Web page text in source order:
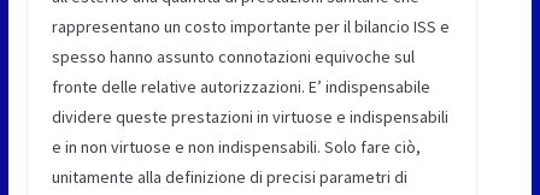
rappresentano un costo importante per il bilancio ISS e
spesso hanno assunto connotazioni equivoche sul
fronte delle relative autorizzazioni. E’ indispensabile
dividere queste prestazioni in virtuose e indispensabili
e in non virtuose e non indispensabili. Solo fare ciò,
unitamente alla definizione di precisi parametri di